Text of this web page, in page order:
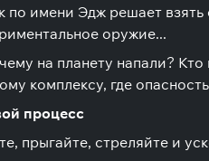
по имени Эдж решает
оружие...
на планету напали?
комплексу, где
процесс
прыгайте, стреляйте и